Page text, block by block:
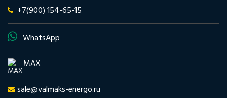
+7(900) 154-65-15
WhatsApp
MAX
sale@valmaks-energo.ru